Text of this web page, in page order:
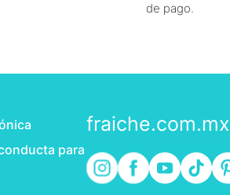
de pago.
para
fraiche.com.mx